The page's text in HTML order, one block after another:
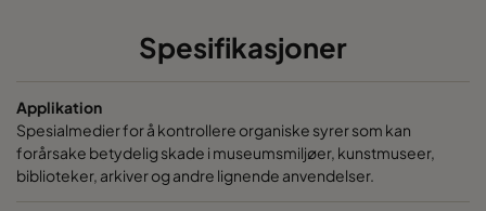
Spesifikasjoner
Applikation
Spesialmedier for å kontrollere organiske syrer som kan
forårsake betydelig skade i museumsmiljøer, kunstmuseer,
biblioteker, arkiver og andre lignende anvendelser.